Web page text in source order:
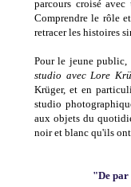
parcours croisé
Comprendre le rôle
retracer les histoires
Pour le jeune
studio avec Lore
Krüger, et en
studio
aux objets du
noir et blanc qu'ils
"De par